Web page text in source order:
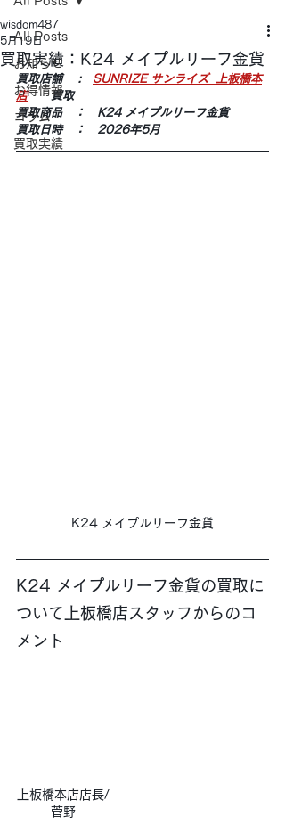
All Posts
お知らせ
お得情報
コラム
買取実績
買取実績：K24 メイプルリーフ金貨
wisdom487
5月19日
買取店舗 　: SUNRIZE サンライズ  上板橋本
店 買取
買取商品　：　K24 メイプルリーフ金貨
買取日時　：　2026年5月
K24 メイプルリーフ金貨
K24 メイプルリーフ金貨の買取に
ついて上板橋店スタッフからのコ
メント
上板橋本店店長/
菅野